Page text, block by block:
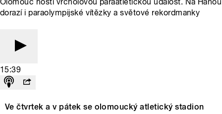
dorazí i paraolympijské vítězky a světové rekordmanky
15:39
Ve čtvrtek a v pátek se olomoucký atletický stadion